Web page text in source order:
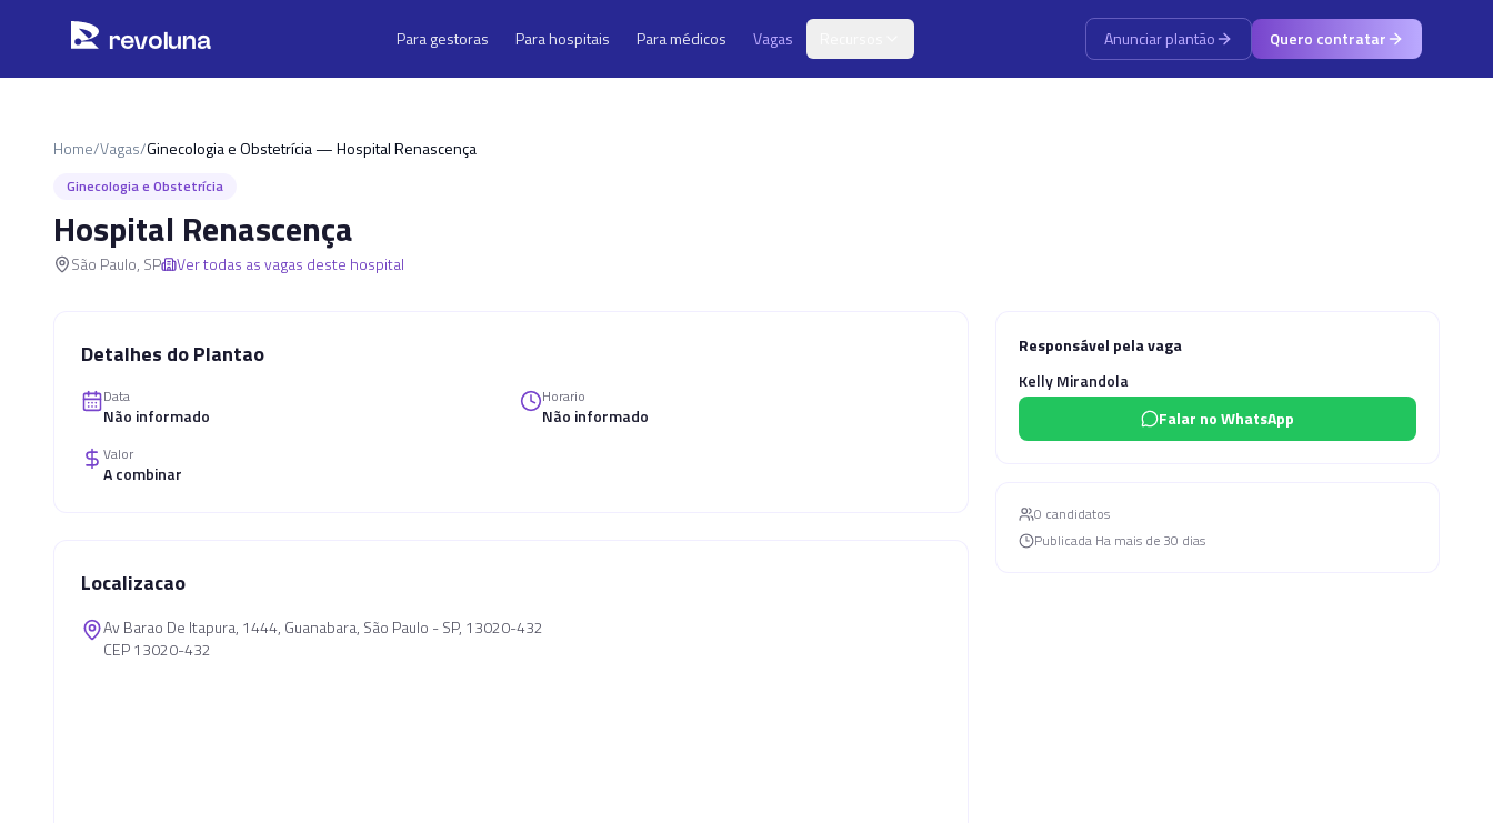
revoluna Para gestoras Para hospitais Para médicos Vagas Anunciar plantão Quero contratar
Home/Vagas/Ginecologia e Obstetrícia — Hospital Renascença
Ginecologia e Obstetrícia
Hospital Renascença
São Paulo, SP Ver todas as vagas deste hospital
Detalhes do Plantao
Data
Não informado
Horario
Não informado
Valor
A combinar
Localizacao
Av Barao De Itapura, 1444, Guanabara, São Paulo - SP, 13020-432
CEP 13020-432
Responsável pela vaga
Kelly Mirandola
Falar no WhatsApp
0 candidatos
Publicada Ha mais de 30 dias